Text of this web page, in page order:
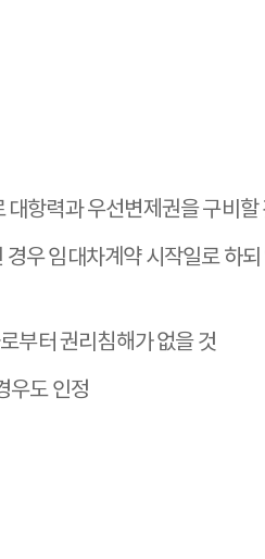
항력과 우선변제권을 구비할
우 임대차계약 시작일로 하
부터 권리침해가 없을 것
우도 인정